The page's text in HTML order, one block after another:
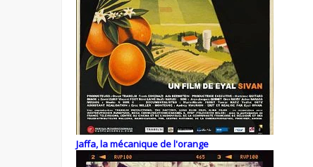
Jaffa, la mécanique de l'orange